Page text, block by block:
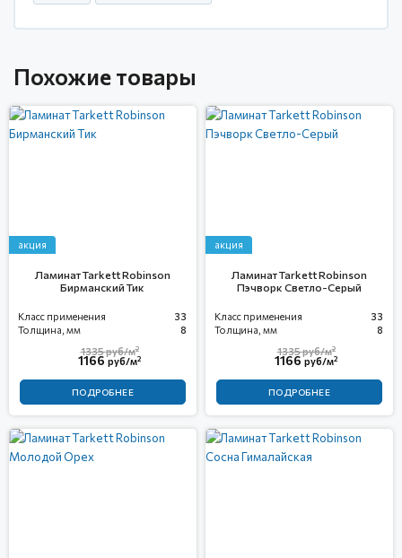
Похожие товары
акция
Ламинат Tarkett Robinson
Бирманский Тик
Класс применения
33
Толщина, мм
8
1166руб/м2
1335руб/м2
ПОДРОБНЕЕ
акция
Ламинат Tarkett Robinson
Пэчворк Светло-Серый
Класс применения
33
Толщина, мм
8
1166руб/м2
1335руб/м2
ПОДРОБНЕЕ